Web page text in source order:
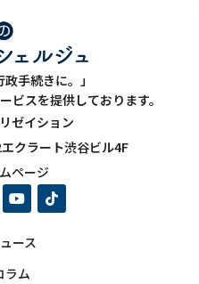
政手続きに。」
スを提供しております。
ゼイション
クラート渋谷ビル4F
ページ
ース
ラム